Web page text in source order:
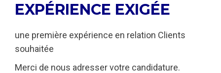
EXPÉRIENCE EXIGÉE
une première expérience en relation Clients
souhaitée
Merci de nous adresser votre candidature.